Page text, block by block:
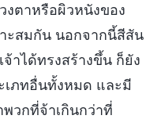
งตาหรือผิวหนังของ
ะสมกัน นอกจากนี้สีสัน
าได้ทรงสร้างขึ้น ก็ยัง
เภทอื่นทั้งหมด และมี
วกที่จ้าเกินกว่าที่